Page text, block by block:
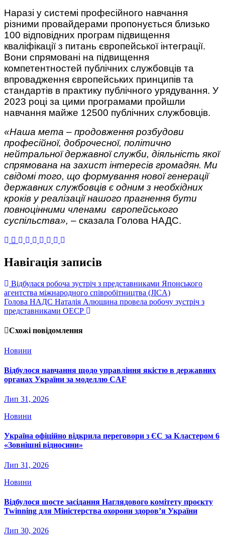
Наразі у системі професійного навчання
різними провайдерами пропонується близько
100 відповідних програм підвищення
кваліфікації з питань європейської інтеграції.
Вони спрямовані на підвищення
компетентностей публічних службовців та
впровадження європейських принципів та
стандартів в практику публічного урядування. У
2023 році за цими програмами пройшли
навчання майже 12500 публічних службовців.
«Наша мета – продовження розбудови
професійної, доброчесної, політично
нейтральної державної служби, діяльність якої
спрямована на захист інтересів громадян. Ми
свідомі того, що формування нової генерації
державних службовців є одним з необхідних
кроків у реалізації нашого прагнення бути
повноцінними членами європейського
суспільства», – сказала Голова НАДС.
Навігація записів
Відбулася робоча зустріч з представниками Японського
агентства міжнародного співробітництва (JICA)
Голова НАДС Наталія Алюшина провела робочу зустріч з
представниками ОЕСР
Схожі повідомлення
Новини
Відбулося навчання щодо управління якістю в державних
органах України за моделлю CAF
Лип 31, 2026
Новини
Україна офіційно відкрила переговори з ЄС за Кластером 6
«Зовнішні відносини»
Лип 31, 2026
Новини
Відбулося шосте засідання Наглядового комітету проєкту
Twinning для Міністерства охорони здоров’я України
Лип 30, 2026